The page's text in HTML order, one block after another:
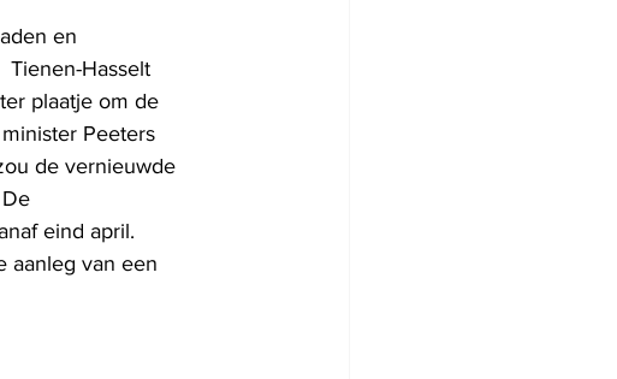
en
Tienen-Hasselt
plaatje om de
Peeters
de vernieuwde
eind april.
aanleg van een